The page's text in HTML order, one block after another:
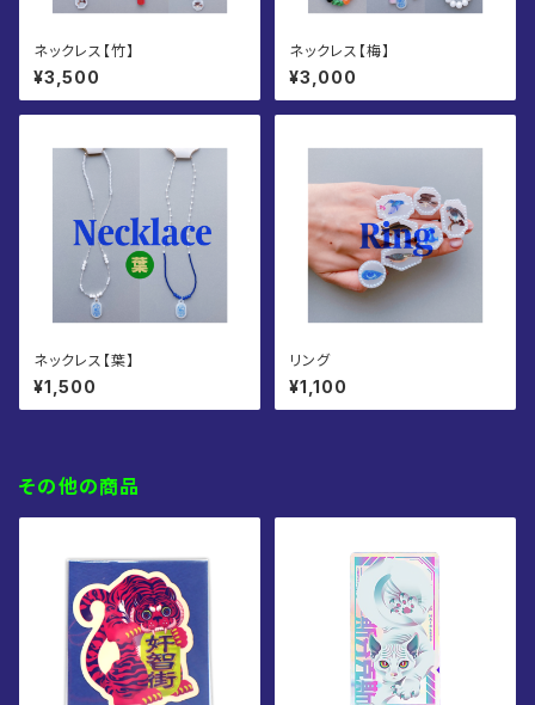
ネックレス【竹】
¥3,500
ネックレス【梅】
¥3,000
ネックレス【葉】
¥1,500
リング
¥1,100
その他の商品